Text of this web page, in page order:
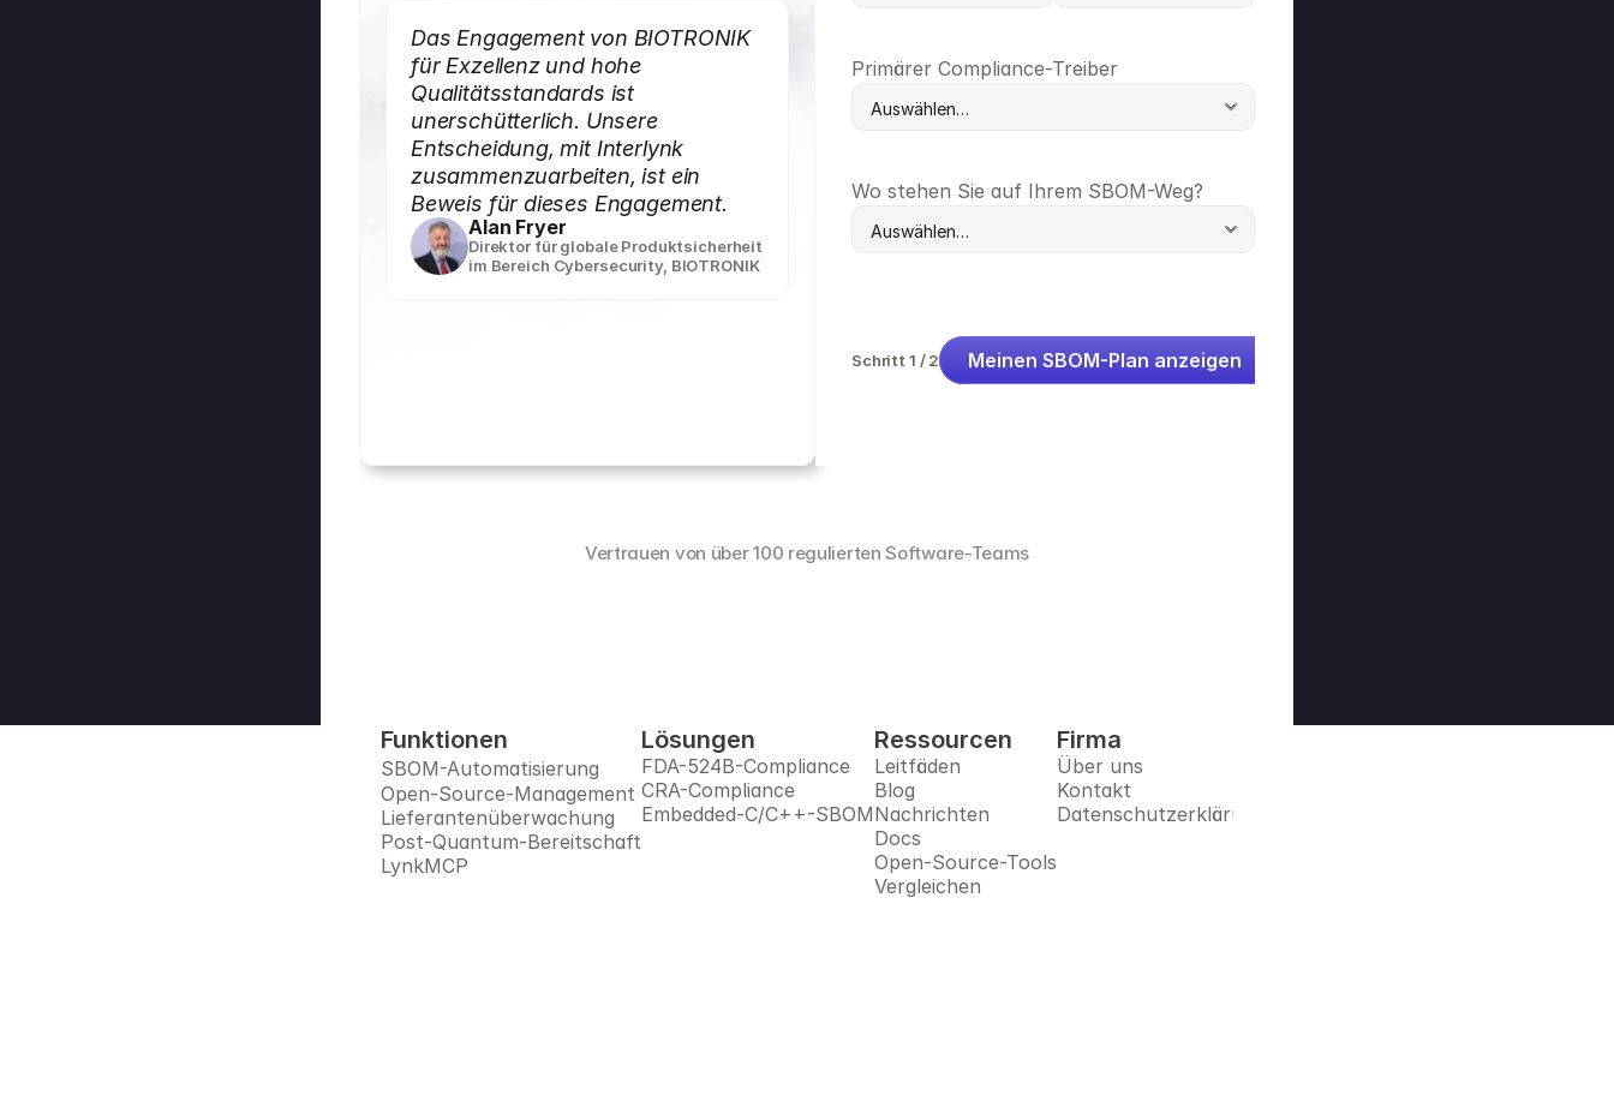
Das Engagement von BIOTRONIK
für Exzellenz und hohe
Qualitätsstandards ist
unerschütterlich. Unsere
Entscheidung, mit Interlynk
zusammenzuarbeiten, ist ein
Beweis für dieses Engagement.
Alan Fryer
Direktor für globale Produktsicherheit
im Bereich Cybersecurity, BIOTRONIK
Primärer Compliance-Treiber
Wo stehen Sie auf Ihrem SBOM-Weg?
Schritt 1 / 2 Meinen SBOM-Plan anzeigen
Vertrauen von über 100 regulierten Software-Teams
Funktionen
SBOM-Automatisierung
Open-Source-Management
Lieferantenüberwachung
Post-Quantum-Bereitschaft
LynkMCP
Lösungen
FDA-524B-Compliance
CRA-Compliance
Embedded-C/C++-SBOM
Ressourcen
Leitfäden
Blog
Nachrichten
Docs
Open-Source-Tools
Vergleichen
Firma
Über uns
Kontakt
Datenschutzerklärung